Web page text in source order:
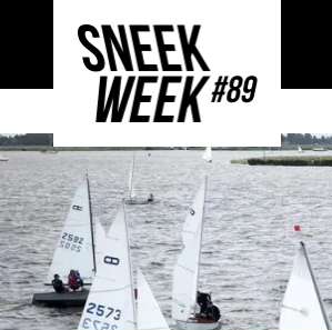
Sneekweek